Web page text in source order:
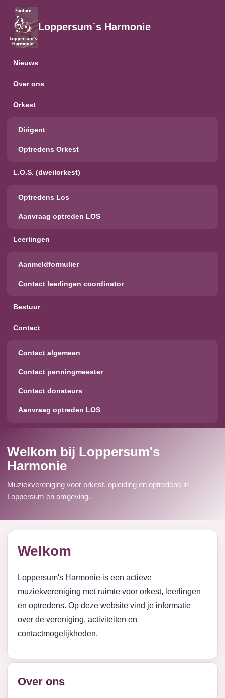
Loppersum`s Harmonie
Nieuws
Over ons
Orkest
Dirigent
Optredens Orkest
L.O.S. (dweilorkest)
Optredens Los
Aanvraag optreden LOS
Leerlingen
Aanmeldformulier
Contact leerlingen coordinator
Bestuur
Contact
Contact algemeen
Contact penningmeester
Contact donateurs
Aanvraag optreden LOS
Welkom bij Loppersum's
Harmonie
Muziekvereniging voor orkest, opleiding en optredens in
Loppersum en omgeving.
Welkom
Loppersum's Harmonie is een actieve
muziekvereniging met ruimte voor orkest, leerlingen
en optredens. Op deze website vind je informatie
over de vereniging, activiteiten en
contactmogelijkheden.
Over ons